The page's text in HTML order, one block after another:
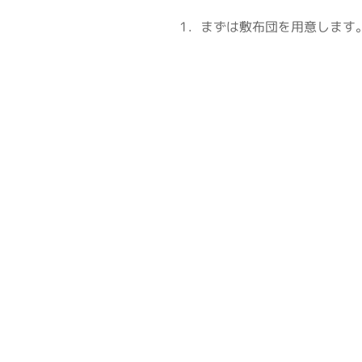
1．まずは敷布団を用意します